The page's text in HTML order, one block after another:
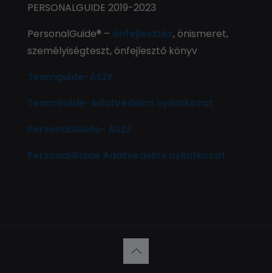
PERSONALGUIDE 2019-2023
PersonalGuide® – önfejlesztés, önismeret,
személyiségteszt, önfejlesztő könyv
Teamguide-ÁSZF
TeamGuide-Adatvédelmi nyilatkozat
PersonalGuide- ÁSZF
PersonalGuide Adatvédelmi nyilatkozat